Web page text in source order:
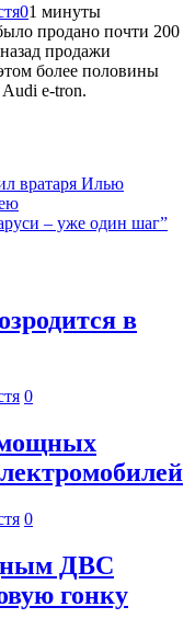
01 минуты
продано почти 200
продажи
более половины
e-tron.
вратаря Илью
– уже один шаг”
в
0
мощных
0
ДВС
гонку